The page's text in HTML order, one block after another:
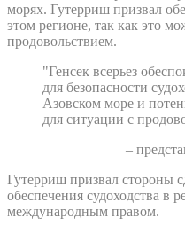
морях. Гутерриш призвал
этом регионе, так как это
продовольствием.
"Генсек всерьез
для безопасности
Азовском море и
для ситуации с
–
Гутерриш призвал стороны
обеспечения судоходства в
международным правом.